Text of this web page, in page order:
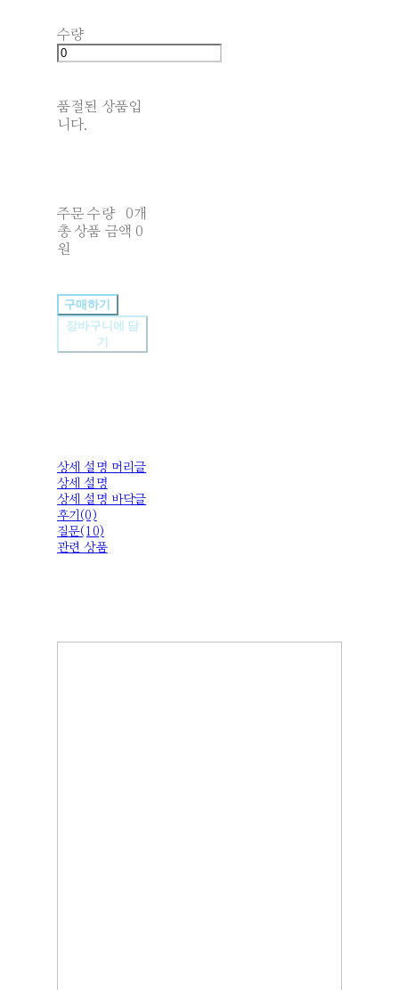
수량
품절된 상품입
니다.
주문 수량
0개
총 상품 금액 0
원
구매하기
장바구니에 담
기
상세 설명 머리글
상세 설명
상세 설명 바닥글
후기(0)
질문(10)
관련 상품